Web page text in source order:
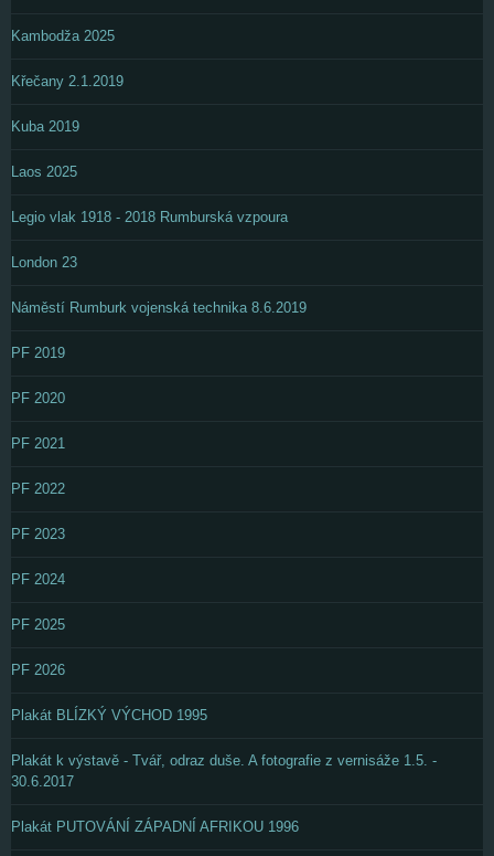
Kambodža 2025
Křečany 2.1.2019
Kuba 2019
Laos 2025
Legio vlak 1918 - 2018 Rumburská vzpoura
London 23
Náměstí Rumburk vojenská technika 8.6.2019
PF 2019
PF 2020
PF 2021
PF 2022
PF 2023
PF 2024
PF 2025
PF 2026
Plakát BLÍZKÝ VÝCHOD 1995
Plakát k výstavě - Tvář, odraz duše. A fotografie z vernisáže 1.5. -
30.6.2017
Plakát PUTOVÁNÍ ZÁPADNÍ AFRIKOU 1996